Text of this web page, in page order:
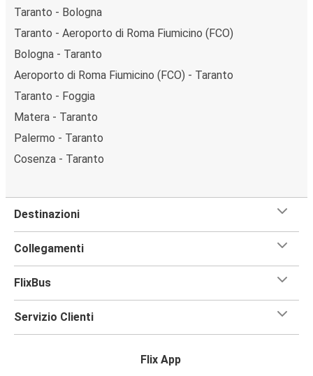
Taranto - Bologna
Taranto - Aeroporto di Roma Fiumicino (FCO)
Bologna - Taranto
Aeroporto di Roma Fiumicino (FCO) - Taranto
Taranto - Foggia
Matera - Taranto
Palermo - Taranto
Cosenza - Taranto
Destinazioni
Collegamenti
FlixBus
Servizio Clienti
Flix App